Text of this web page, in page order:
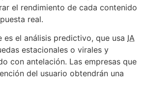
el rendimiento de cada contenido
real.
es el análisis predictivo, que usa IA
estacionales o virales y
con antelación. Las empresas que
del usuario obtendrán una